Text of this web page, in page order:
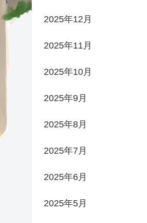
2025年12月
2025年11月
2025年10月
2025年9月
2025年8月
2025年7月
2025年6月
2025年5月